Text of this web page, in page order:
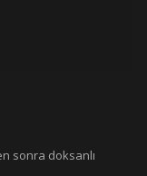
sonra doksanlı